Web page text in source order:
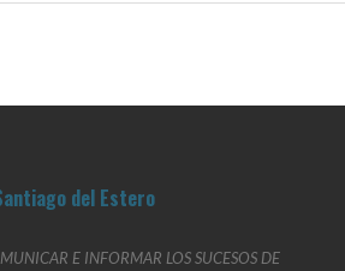
E INFORMAR LOS SUCESOS DE